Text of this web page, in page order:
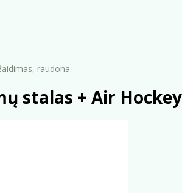
raudona
stalas + Air